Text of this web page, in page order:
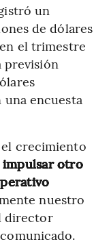
un
de dólares
el trimestre
previsión
una encuesta
el crecimiento
impulsar otro
nuestro
director